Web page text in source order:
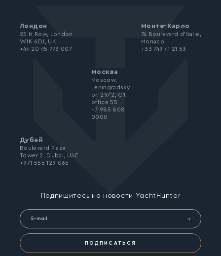
Подпишитесь на новости YachtHunter
ПОДПИСАТЬСЯ
Лондон
25 N Row, London
W1K 6DJ, UK
+44 20 45 773 007
Монте-Карло
74 Boulevard d’Italie,
Monaco
+33 749 41 21 53
Москва
Moscow,
Leningradsky
pr. 29/2, G1,
office 55
+7 985 808
0000
Дубай
Boulevard Plaza
Tower 2, Dubai, UAE
+971 555 129 065